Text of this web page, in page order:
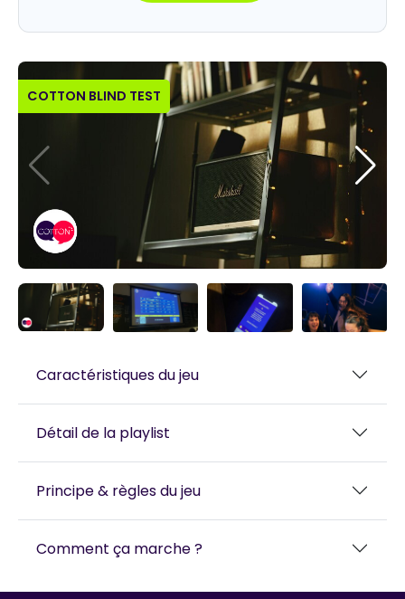
COTTON BLIND TEST
Caractéristiques du jeu
Détail de la playlist
Principe & règles du jeu
Comment ça marche ?